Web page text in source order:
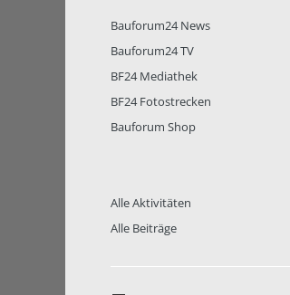
Bauforum24 News
Bauforum24 TV
BF24 Mediathek
BF24 Fotostrecken
Bauforum Shop
Alle Aktivitäten
Alle Beiträge